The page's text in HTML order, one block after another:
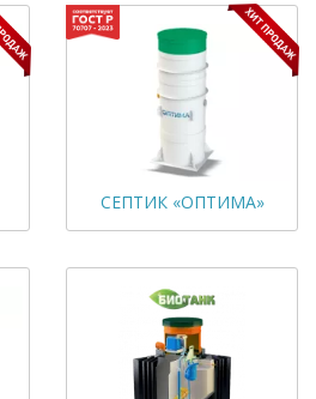
СЕПТИК «ОПТИМА»